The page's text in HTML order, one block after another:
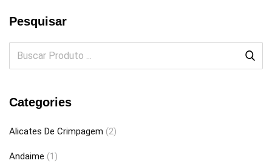
Pesquisar
Categories
Alicates De Crimpagem (2)
Andaime (1)